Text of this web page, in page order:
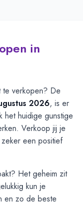
in
te verkopen? De
2026, is er
het huidige gunstige
Verkoop jij je
een positief
Het geheim zit
kun je
en zo de beste